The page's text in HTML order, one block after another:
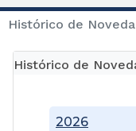
Histórico de
Histórico de
2026